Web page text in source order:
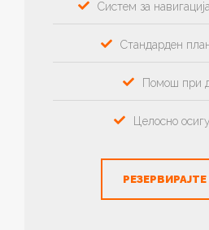
Систем за
Стандарден
Помош при
Целосно
РЕЗЕРВИРАЈТЕ